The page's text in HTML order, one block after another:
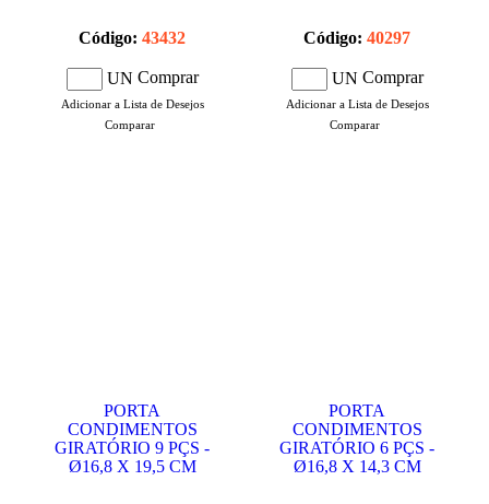
Código: 43432
UN Comprar
Adicionar a Lista de Desejos
Comparar
Código: 40297
UN Comprar
Adicionar a Lista de Desejos
Comparar
PORTA
CONDIMENTOS
GIRATÓRIO 9 PÇS -
Ø16,8 X 19,5 CM
PORTA
CONDIMENTOS
GIRATÓRIO 6 PÇS -
Ø16,8 X 14,3 CM